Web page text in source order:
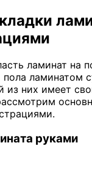
ламинат на
пола ламинатом
из них имеет
руками